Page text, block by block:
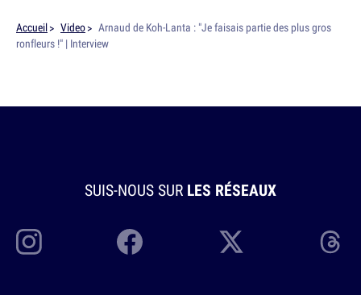
Accueil Video
Arnaud de Koh-Lanta : "Je faisais partie des plus gros
ronfleurs !" | Interview
SUIS-NOUS SUR LES RÉSEAUX